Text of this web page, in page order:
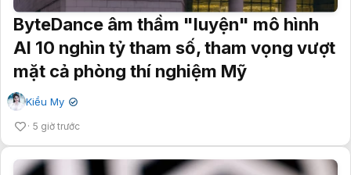
ByteDance âm thầm "luyện" mô hình
AI 10 nghìn tỷ tham số, tham vọng vượt
mặt cả phòng thí nghiệm Mỹ
Kiều My ✔
5 giờ trước